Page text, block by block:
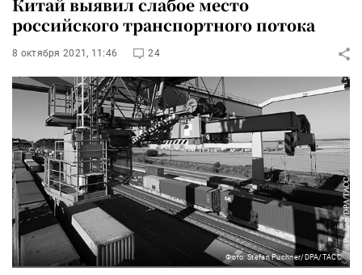
Китай выявил слабое место
российского транспортного потока
8 октября 2021, 11:46 24
Фото: Stefan Puchner/DPA/ТАСС